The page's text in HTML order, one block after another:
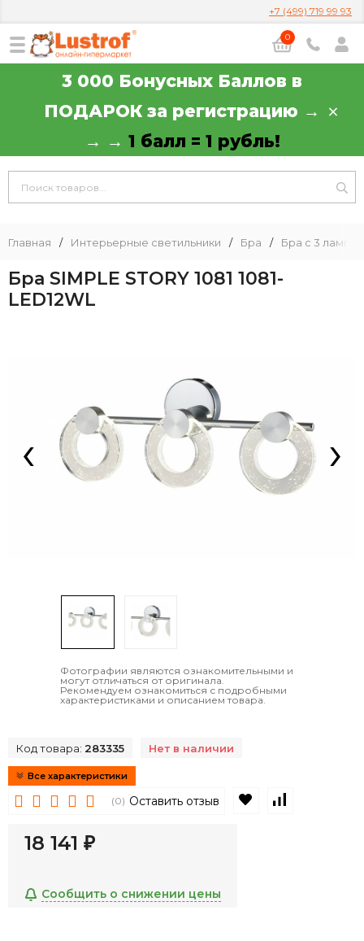
+7 (499) 719 99 93
0
3 000 Бонусных Баллов в
ПОДАРОК за регистрацию →
→ → 1 балл = 1 рубль!
Главная / Интерьерные светильники / Бра / Бра с 3
Бра SIMPLE STORY 1081 1081-
LED12WL
‹ ›
Фотографии являются ознакомительными и
могут отличаться от оригинала.
Рекомендуем ознакомиться с подробными
характеристиками и описанием товара.
Код товара: 283335 Нет в наличии
Все характеристики
(0) Оставить отзыв В избранное
18 141 ₽
Сообщить о снижении цены